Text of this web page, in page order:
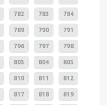
782 783 784
789 790 791
796 797 798
803 804 805
810 811 812
817 818 819